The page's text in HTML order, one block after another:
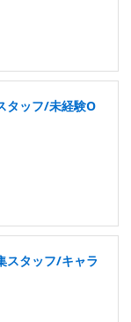
タッフ/未経験O
スタッフ/キャラ